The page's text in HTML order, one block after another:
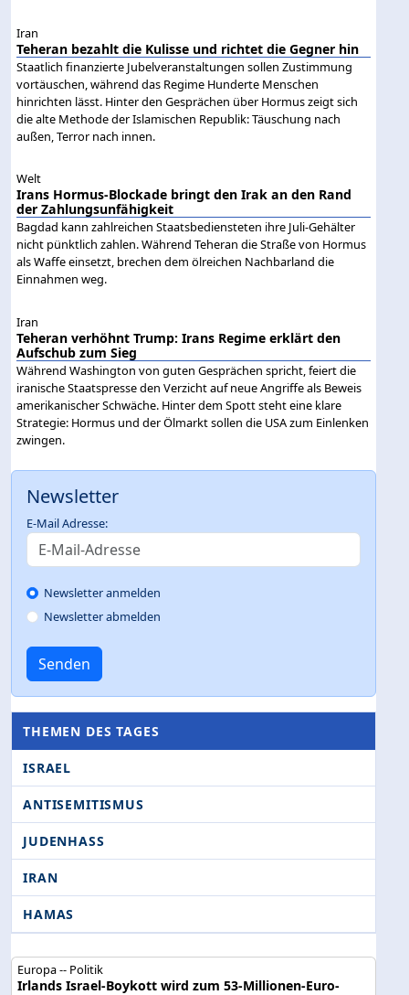
Iran
Teheran bezahlt die Kulisse und richtet die Gegner hin
Staatlich finanzierte Jubelveranstaltungen sollen Zustimmung
vortäuschen, während das Regime Hunderte Menschen
hinrichten lässt. Hinter den Gesprächen über Hormus zeigt sich
die alte Methode der Islamischen Republik: Täuschung nach
außen, Terror nach innen.
Welt
Irans Hormus-Blockade bringt den Irak an den Rand
der Zahlungsunfähigkeit
Bagdad kann zahlreichen Staatsbediensteten ihre Juli-Gehälter
nicht pünktlich zahlen. Während Teheran die Straße von Hormus
als Waffe einsetzt, brechen dem ölreichen Nachbarland die
Einnahmen weg.
Iran
Teheran verhöhnt Trump: Irans Regime erklärt den
Aufschub zum Sieg
Während Washington von guten Gesprächen spricht, feiert die
iranische Staatspresse den Verzicht auf neue Angriffe als Beweis
amerikanischer Schwäche. Hinter dem Spott steht eine klare
Strategie: Hormus und der Ölmarkt sollen die USA zum Einlenken
zwingen.
Newsletter
E-Mail Adresse:
Newsletter anmelden
Newsletter abmelden
Senden
THEMEN DES TAGES
ISRAEL
ANTISEMITISMUS
JUDENHASS
IRAN
HAMAS
Europa -- Politik
Irlands Israel-Boykott wird zum 53-Millionen-Euro-